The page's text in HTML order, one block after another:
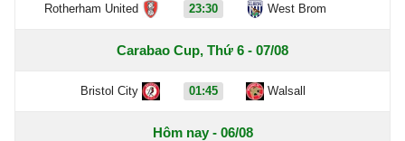
Rotherham United 23:30 West Brom
Carabao Cup, Thứ 6 - 07/08
Bristol City 01:45 Walsall
Hôm nay - 06/08